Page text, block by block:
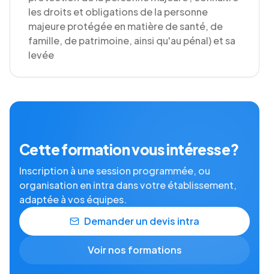
les droits et obligations de la personne
majeure protégée en matière de santé, de
famille, de patrimoine, ainsi qu'au pénal) et sa
levée
Cette formation vous intéresse ?
Inscription à une session programmée, ou
organisation en intra dans votre établissement,
adaptée à vos équipes.
Demander un devis intra
Voir nos formations